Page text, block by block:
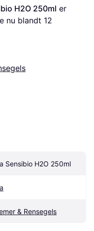
H2O 250ml
nu blandt 12
Sensibio H2O 250ml
& Rensegels